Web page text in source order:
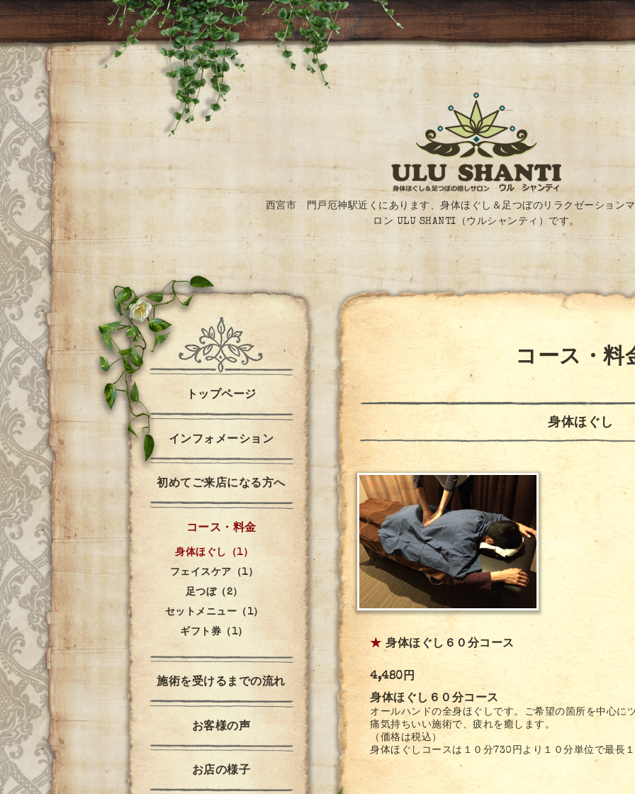
西宮市 門戸厄神駅近くにあります、身体ほぐし＆足つぼのリラクゼーション
ロン ULU SHANTI（ウルシャンティ）です。
コース・料
身体ほぐし
★ 身体ほぐし６０分コース
4,480円
身体ほぐし６０分コース
オールハンドの全身ほぐしです。ご希望の箇所を中心に
痛気持ちいい施術で、疲れを癒します。
（価格は税込）
身体ほぐしコースは１０分730円より１０分単位で最長
トップページ
インフォメーション
初めてご来店になる方へ
コース・料金
身体ほぐし（1）
フェイスケア（1）
足つぼ（2）
セットメニュー（1）
ギフト券（1）
施術を受けるまでの流れ
お客様の声
お店の様子